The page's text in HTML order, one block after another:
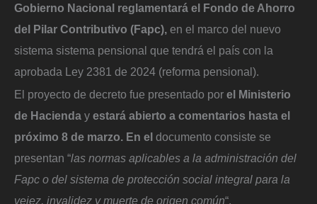
Gobierno Nacional reglamentará el Fondo de Ahorro
del Pilar Contributivo (Fapc), en el marco del nuevo
sistema sistema pensional que tendrá el país con la
aprobada Ley 2381 de 2024 (reforma pensional).
El proyecto de decreto fue presentado por el Ministerio
de Hacienda y estará abierto a comentarios hasta el
próximo 8 de marzo. En el documento consiste se
presentan “las normas aplicables a la administración del
Fapc o del sistema de protección social integral para la
vejez, invalidez y muerte de origen común“.